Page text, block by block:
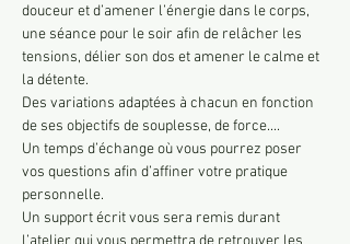
douceur et d’amener l’énergie dans le corps,
une séance pour le soir afin de relâcher les
tensions, délier son dos et amener le calme et
la détente.
Des variations adaptées à chacun en fonction
de ses objectifs de souplesse, de force....
Un temps d’échange où vous pourrez poser
vos questions afin d’affiner votre pratique
personnelle.
Un support écrit vous sera remis durant